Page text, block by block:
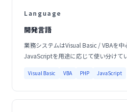
Language
開発言語
業務システムはVisual Basic / VBAを中
JavaScriptを用途に応じて使い分けてい
Visual Basic VBA PHP JavaScript